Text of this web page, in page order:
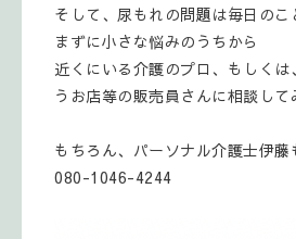
そして、尿もれの問題は毎日の
まずに小さな悩みのうちから
近くにいる介護のプロ、もしく
うお店等の販売員さんに相談して
もちろん、パーソナル介護士伊藤
080-1046-4244